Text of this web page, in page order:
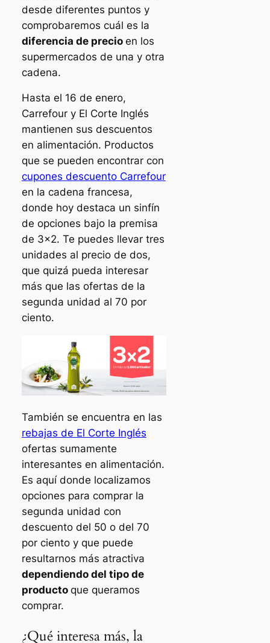
desde diferentes puntos y
comprobaremos cuál es la
diferencia de precio en los
supermercados de una y otra
cadena.
Hasta el 16 de enero,
Carrefour y El Corte Inglés
mantienen sus descuentos
en alimentación. Productos
que se pueden encontrar con
cupones descuento Carrefour
en la cadena francesa,
donde hoy destaca un sinfín
de opciones bajo la premisa
de 3×2. Te puedes llevar tres
unidades al precio de dos,
que quizá pueda interesar
más que las ofertas de la
segunda unidad al 70 por
ciento.
También se encuentra en las
rebajas de El Corte Inglés
ofertas sumamente
interesantes en alimentación.
Es aquí donde localizamos
opciones para comprar la
segunda unidad con
descuento del 50 o del 70
por ciento y que puede
resultarnos más atractiva
dependiendo del tipo de
producto que queramos
comprar.
¿Qué interesa más, la